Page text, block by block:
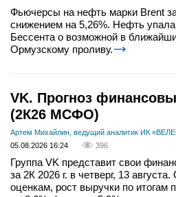
Фьючерсы на нефть марки Brent
снижением на 5,26%. Нефть
Бессента о возможной в
Ормузскому проливу.
VK. Прогноз
(2К26 МСФО)
Артем Михайлин, ведущий аналитик ИК
05.08.2026 16:24
396
Группа VK представит свои
за 2К 2026 г. в четверг, 13
оценкам, рост выручки по итогам